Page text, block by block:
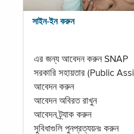
সাইন-ইন করুন
এর জন্য আবেদন করুন SNAP
সরকারি সহায়তার (Public
আবেদন করুন
আবেদন অবিরত রাখুন
আবেদন ট্র্যাক করুন
সুবিধাগুলি পুনপ্রত্যয়নঃ করুন